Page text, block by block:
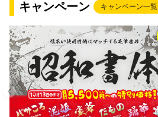
キャンペーン キャンペーン一覧